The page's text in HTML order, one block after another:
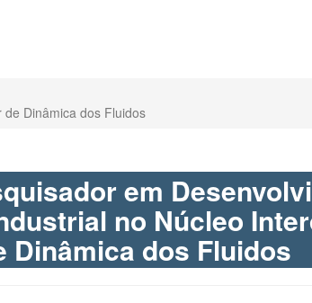
Dinâmica dos Fluidos
em
no Núcleo
Dinâmica dos Fluidos